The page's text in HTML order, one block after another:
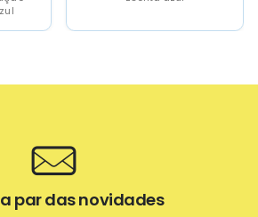
e borracha.
par das novidades